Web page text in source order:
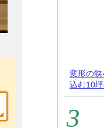
変形の狭
込む10坪